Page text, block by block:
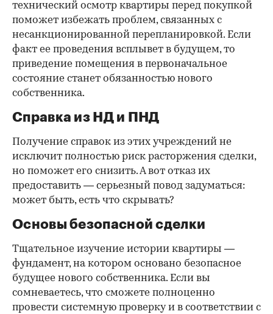
технический осмотр квартиры перед покупкой
поможет избежать проблем, связанных с
несанкционированной перепланировкой. Если
факт ее проведения всплывет в будущем, то
приведение помещения в первоначальное
состояние станет обязанностью нового
собственника.
Справка из НД и ПНД
Получение справок из этих учреждений не
исключит полностью риск расторжения сделки,
но поможет его снизить. А вот отказ их
предоставить — серьезный повод задуматься:
может быть, есть что скрывать?
Основы безопасной сделки
Тщательное изучение истории квартиры —
фундамент, на котором основано безопасное
будущее нового собственника. Если вы
сомневаетесь, что сможете полноценно
провести системную проверку и в соответствии с